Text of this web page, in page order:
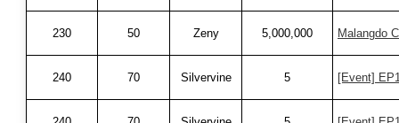
230 50 Zeny 5,000,000 Malangdo
240 70 Silvervine 5 [Event]